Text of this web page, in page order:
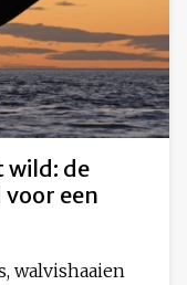
wild: de
een
walvishaaien